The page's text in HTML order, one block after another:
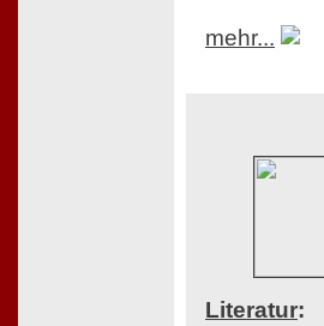
mehr...
Literatur: